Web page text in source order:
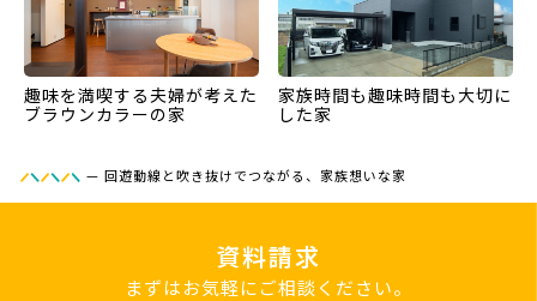
趣味を満喫する夫婦が考えた
ブラウンカラーの家
家族時間も趣味時間も大切に
した家
— 回遊動線と吹き抜けでつながる、家族想いな家
資料請求
まずはお気軽にご相談ください。